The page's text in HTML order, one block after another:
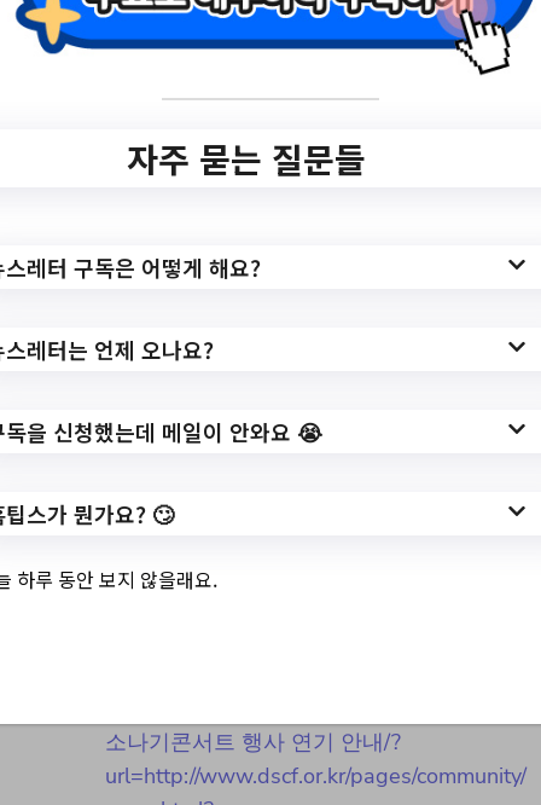
✅ 지원 소식 상세 보기 ▼
https://www.hometip.so/bridge/2023 대구
경북 스타트업 페스티벌 '공대스타챌린지'
bs/List.do?cbIdx=253#view
작성일: 2023-07-21 ~
서트 행사 연기 안내
소나기콘서트 행사 연기 안내/?
url=http://www.dscf.or.kr/pages/community/
자주 묻는 질문들
스레터 구독은 어떻게 해요?
스레터는 언제 오나요?
독을 신청했는데 메일이 안와요 😭
팁스가 뭔가요? 🙄
하루 동안 보지 않을래요.